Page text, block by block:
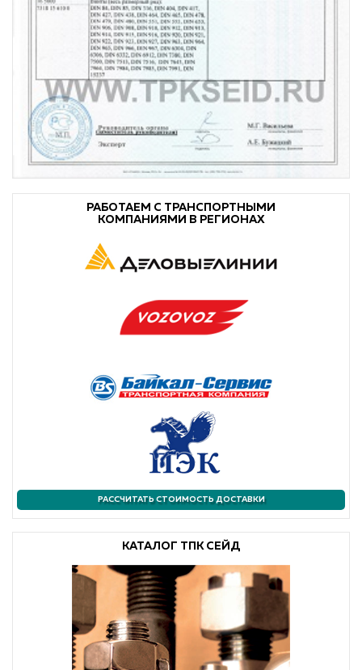
РАБОТАЕМ С ТРАНСПОРТНЫМИ
КОМПАНИЯМИ В РЕГИОНАХ
РАССЧИТАТЬ СТОИМОСТЬ ДОСТАВКИ
КАТАЛОГ ТПК СЕЙД